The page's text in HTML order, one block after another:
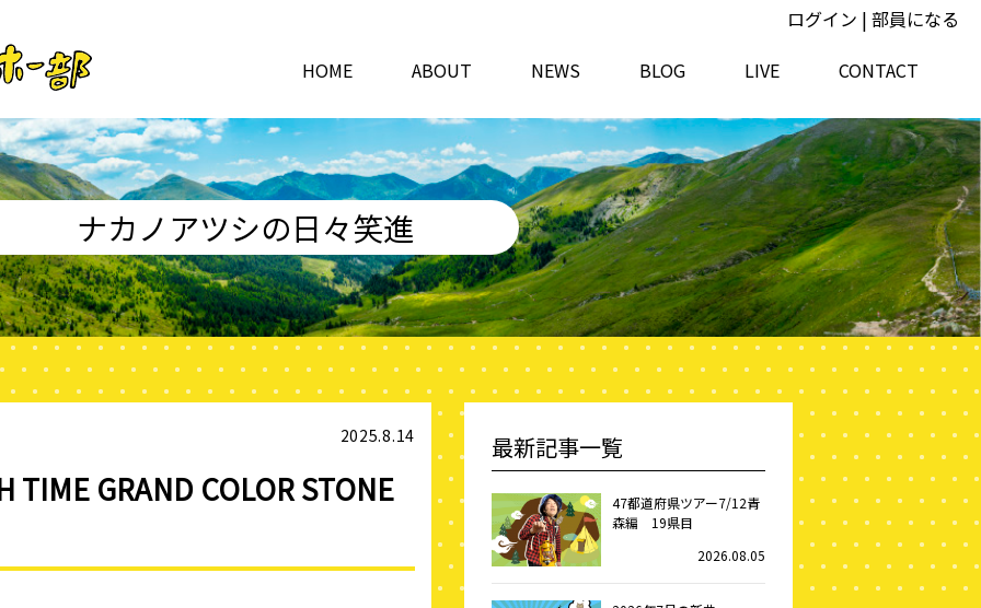
ログイン | 部員になる
HOME
ABOUT NEWS BLOG LIVE CONTACT
ナカノアツシの日々笑進
2025.8.14
GRAND COLOR STONE
最新記事一覧
47都道府県ツアー7/12青
森編 19県目
2026.08.05